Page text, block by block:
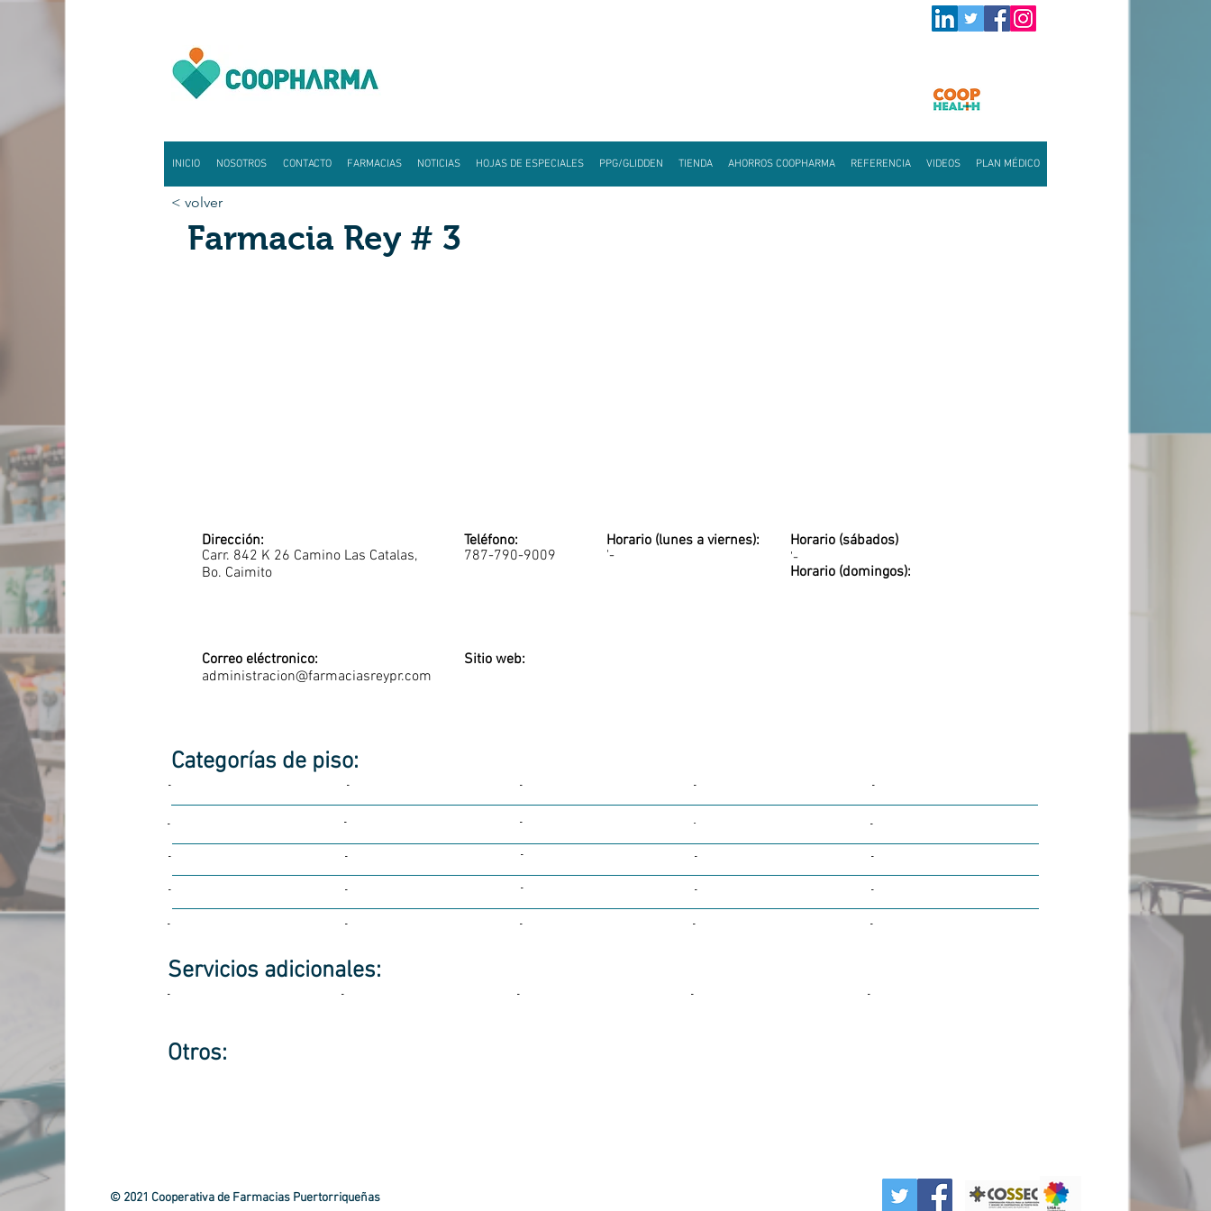
INICIO NOSOTROS CONTACTO FARMACIAS NOTICIAS HOJAS DE ESPECIALES PPG/GLIDDEN TIENDA AHORROS COOPHARMA REFERENCIA VIDEOS PLAN MÉDICO
< volver
Dirección:
Carr. 842 K 26 Camino Las Catalas,
Bo. Caimito
Teléfono:
787-790-9009
Horario (lunes a viernes):
'-
Horario (sábados)
'-
Horario (domingos):
Correo eléctronico:
administracion@farmaciasreypr.com
Sitio web:
Categorías de piso:
- - -
- -
- - -
- -
- - - -
-
- - - -
-
- - -
- -
Servicios adicionales:
- - - - -
Otros:
Farmacia Rey # 3
© 2021 Cooperativa de Farmacias Puertorriqueñas